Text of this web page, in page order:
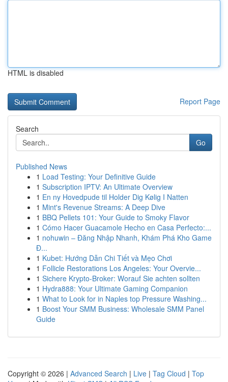
HTML is disabled
Report Page
Search
Go
Published News
1 Load Testing: Your Definitive Guide
1 Subscription IPTV: An Ultimate Overview
1 En ny Hovedpude til Holder Dig Kølig I Natten
1 Mint's Revenue Streams: A Deep Dive
1 BBQ Pellets 101: Your Guide to Smoky Flavor
1 Cómo Hacer Guacamole Hecho en Casa Perfecto:...
1 nohuwin – Đăng Nhập Nhanh, Khám Phá Kho Game
Đ...
1 Kubet: Hướng Dẫn Chi Tiết và Mẹo Chơi
1 Follicle Restorations Los Angeles: Your Overvie...
1 Sichere Krypto-Broker: Worauf Sie achten sollten
1 Hydra888: Your Ultimate Gaming Companion
1 What to Look for in Naples top Pressure Washing...
1 Boost Your SMM Business: Wholesale SMM Panel
Guide
Copyright © 2026 | Advanced Search | Live | Tag Cloud | Top